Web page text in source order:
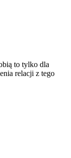
to tylko dla
relacji z tego